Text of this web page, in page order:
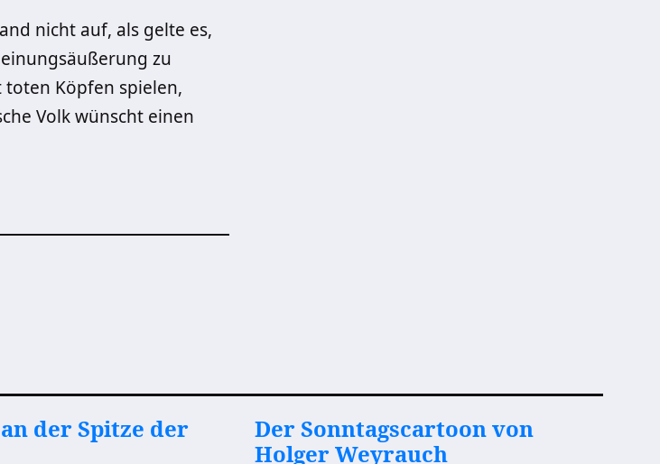
nicht auf, als gelte es,
zu
Köpfen spielen,
Volk wünscht einen
der Spitze der
Der Sonntagscartoon von
Holger Weyrauch